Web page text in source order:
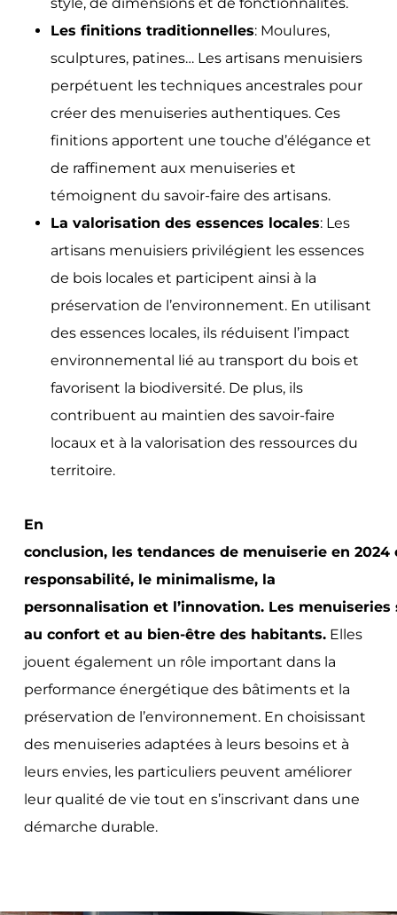
Les finitions traditionnelles: Moulures,
sculptures, patines… Les artisans menuisiers
perpétuent les techniques ancestrales pour
créer des menuiseries authentiques. Ces
finitions apportent une touche d’élégance et
de raffinement aux menuiseries et
témoignent du savoir-faire des artisans.
La valorisation des essences locales: Les
artisans menuisiers privilégient les essences
de bois locales et participent ainsi à la
préservation de l’environnement. En utilisant
des essences locales, ils réduisent l’impact
environnemental lié au transport du bois et
favorisent la biodiversité. De plus, ils
contribuent au maintien des savoir-faire
locaux et à la valorisation des ressources du
territoire.
En
conclusion, les tendances de menuiserie en 2024
responsabilité, le minimalisme, la
personnalisation et l’innovation. Les
au confort et au bien-être des habitants.Elles
jouent également un rôle important dans la
performance énergétique des bâtiments et la
préservation de l’environnement. En choisissant
des menuiseries adaptées à leurs besoins et à
leurs envies, les particuliers peuvent améliorer
leur qualité de vie tout en s’inscrivant dans une
démarche durable.